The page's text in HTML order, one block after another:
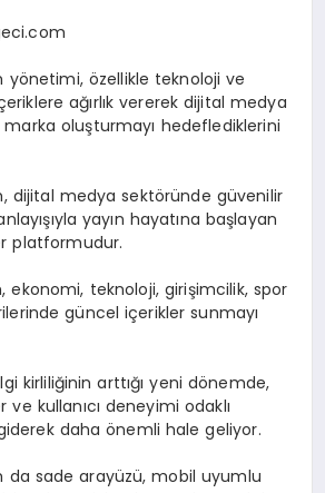
yönetimi, özellikle teknoloji ve
ağırlık vererek dijital medya
oluşturmayı hedeflediklerini
dijital medya sektöründe güvenilir
yayın hayatına başlayan
platformudur.
ekonomi, teknoloji, girişimcilik, spor
güncel içerikler sunmayı
kirliliğinin arttığı yeni dönemde,
ve kullanıcı deneyimi odaklı
giderek daha önemli hale geliyor.
da sade arayüzü, mobil uyumlu